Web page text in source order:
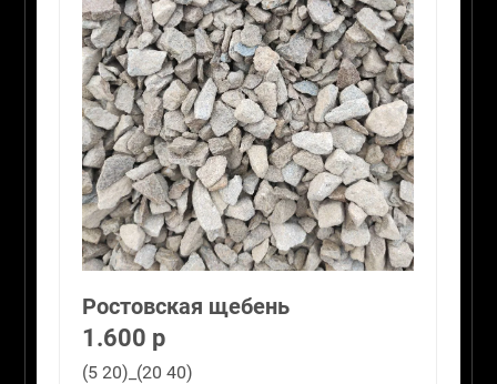
Ростовская щебень
1.600 р
(5 20)_(20 40)